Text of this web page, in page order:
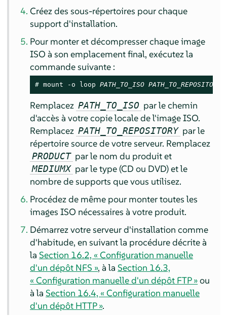
Créez des sous-répertoires pour chaque
support d'installation.
Pour monter et décompresser chaque image
ISO à son emplacement final, exécutez la
commande suivante :
# mount -o loop PATH_TO_ISO PATH_TO_REPOSITORY
Remplacez PATH_TO_ISO par le chemin
d'accès à votre copie locale de l'image ISO.
Remplacez PATH_TO_REPOSITORY par le
répertoire source de votre serveur. Remplacez
PRODUCT par le nom du produit et
MEDIUMX par le type (CD ou DVD) et le
nombre de supports que vous utilisez.
Procédez de même pour monter toutes les
images ISO nécessaires à votre produit.
Démarrez votre serveur d'installation comme
d'habitude, en suivant la procédure décrite à
laSection 16.2, « Configuration manuelle
d'un dépôt NFS », à laSection 16.3,
« Configuration manuelle d'un dépôt FTP »ou
à laSection 16.4, « Configuration manuelle
d'un dépôt HTTP ».